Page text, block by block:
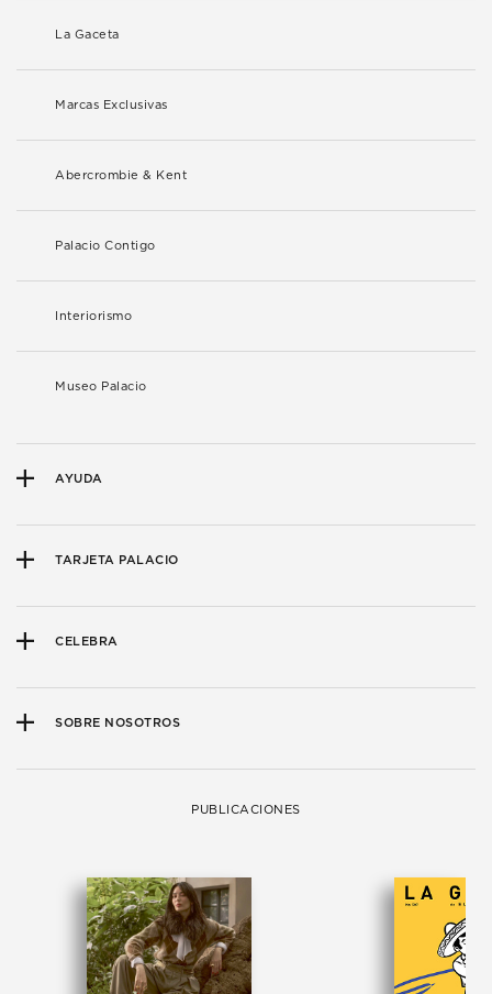
La Gaceta
Marcas Exclusivas
Abercrombie & Kent
Palacio Contigo
Interiorismo
Museo Palacio
AYUDA
TARJETA PALACIO
CELEBRA
SOBRE NOSOTROS
PUBLICACIONES